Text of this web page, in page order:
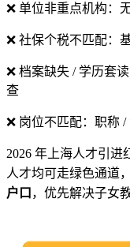
❌ 单位非重点机构：
❌ 社保个税不匹配：
❌ 档案缺失 / 学历套
查
❌ 岗位不匹配：职称
2026 年上海人才引进
人才均可走绿色通道
户口，优先解决子女